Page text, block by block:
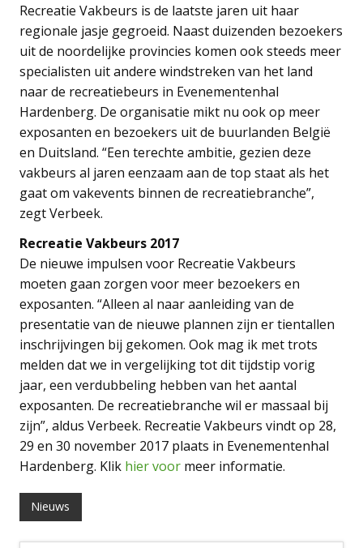
Recreatie Vakbeurs is de laatste jaren uit haar
regionale jasje gegroeid. Naast duizenden bezoekers
uit de noordelijke provincies komen ook steeds meer
specialisten uit andere windstreken van het land
naar de recreatiebeurs in Evenementenhal
Hardenberg. De organisatie mikt nu ook op meer
exposanten en bezoekers uit de buurlanden België
en Duitsland. “Een terechte ambitie, gezien deze
vakbeurs al jaren eenzaam aan de top staat als het
gaat om vakevents binnen de recreatiebranche”,
zegt Verbeek.
Recreatie Vakbeurs 2017
De nieuwe impulsen voor Recreatie Vakbeurs
moeten gaan zorgen voor meer bezoekers en
exposanten. “Alleen al naar aanleiding van de
presentatie van de nieuwe plannen zijn er tientallen
inschrijvingen bij gekomen. Ook mag ik met trots
melden dat we in vergelijking tot dit tijdstip vorig
jaar, een verdubbeling hebben van het aantal
exposanten. De recreatiebranche wil er massaal bij
zijn”, aldus Verbeek. Recreatie Vakbeurs vindt op 28,
29 en 30 november 2017 plaats in Evenementenhal
Hardenberg. Klik hier voor meer informatie.
Nieuws